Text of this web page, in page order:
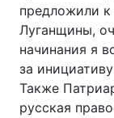
Відео з Youtube
Архів
предложили
Луганщины,
начинания я
за
Также
русская